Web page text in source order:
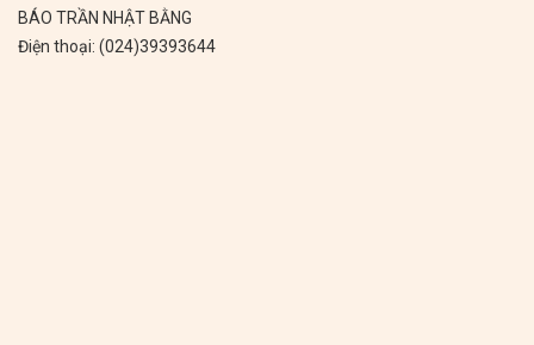
BÁO TRẦN NHẬT BẰNG
Điện thoại: (024)39393644